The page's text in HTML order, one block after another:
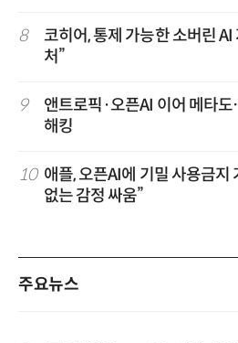
8
코히어, 통제 가능한 소버린
처”
9
앤트로픽·오픈AI 이어 메타
해킹
10 애플, 오픈AI에 기밀 사용금
없는 감정 싸움”
주요뉴스